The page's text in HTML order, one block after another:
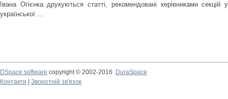
Івана Огієнка друкуються статті, рекомендовані керівниками секцій
української ...
DSpace software copyright © 2002-2016
DuraSpace
Контакти
Зворотній зв'язок